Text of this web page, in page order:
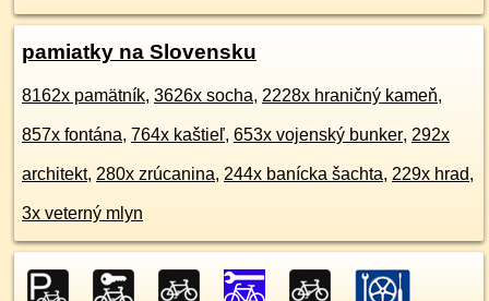
pamiatky na Slovensku
8162x pamätník, 3626x socha, 2228x hraničný kameň,
857x fontána, 764x kaštieľ, 653x vojenský bunker, 292x
architekt, 280x zrúcanina, 244x banícka šachta, 229x hrad,
3x veterný mlyn